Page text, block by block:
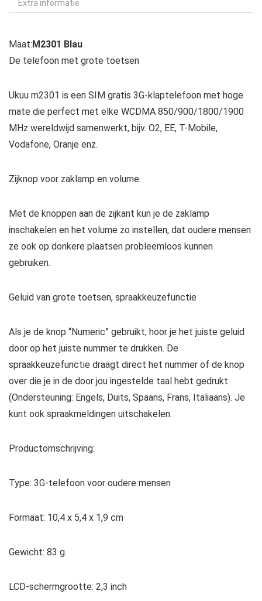
Extra informatie
Maat:M2301 Blau
De telefoon met grote toetsen
Ukuu m2301 is een SIM gratis 3G-klaptelefoon met hoge
mate die perfect met elke WCDMA 850/900/1800/1900
MHz wereldwijd samenwerkt, bijv. O2, EE, T-Mobile,
Vodafone, Oranje enz.
Zijknop voor zaklamp en volume.
Met de knoppen aan de zijkant kun je de zaklamp
inschakelen en het volume zo instellen, dat oudere mensen
ze ook op donkere plaatsen probleemloos kunnen
gebruiken.
Geluid van grote toetsen, spraakkeuzefunctie
Als je de knop “Numeric” gebruikt, hoor je het juiste geluid
door op het juiste nummer te drukken. De
spraakkeuzefunctie draagt direct het nummer of de knop
over die je in de door jou ingestelde taal hebt gedrukt.
(Ondersteuning: Engels, Duits, Spaans, Frans, Italiaans). Je
kunt ook spraakmeldingen uitschakelen.
Productomschrijving:
Type: 3G-telefoon voor oudere mensen
Formaat: 10,4 x 5,4 x 1,9 cm
Gewicht: 83 g.
LCD-schermgrootte: 2,3 inch